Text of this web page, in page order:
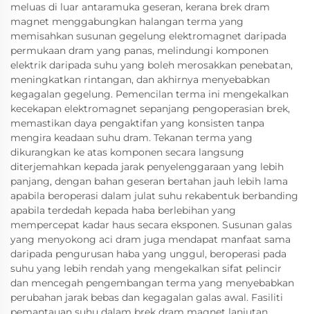
meluas di luar antaramuka geseran, kerana brek dram
magnet menggabungkan halangan terma yang
memisahkan susunan gegelung elektromagnet daripada
permukaan dram yang panas, melindungi komponen
elektrik daripada suhu yang boleh merosakkan penebatan,
meningkatkan rintangan, dan akhirnya menyebabkan
kegagalan gegelung. Pemencilan terma ini mengekalkan
kecekapan elektromagnet sepanjang pengoperasian brek,
memastikan daya pengaktifan yang konsisten tanpa
mengira keadaan suhu dram. Tekanan terma yang
dikurangkan ke atas komponen secara langsung
diterjemahkan kepada jarak penyelenggaraan yang lebih
panjang, dengan bahan geseran bertahan jauh lebih lama
apabila beroperasi dalam julat suhu rekabentuk berbanding
apabila terdedah kepada haba berlebihan yang
mempercepat kadar haus secara eksponen. Susunan galas
yang menyokong aci dram juga mendapat manfaat sama
daripada pengurusan haba yang unggul, beroperasi pada
suhu yang lebih rendah yang mengekalkan sifat pelincir
dan mencegah pengembangan terma yang menyebabkan
perubahan jarak bebas dan kegagalan galas awal. Fasiliti